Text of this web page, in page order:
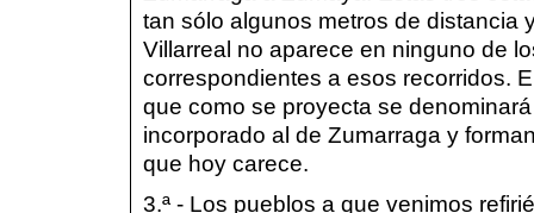
tan sólo algunos metros de distancia
Villarreal no aparece en ninguno de
correspondientes a esos recorridos.
que como se proyecta se
incorporado al de Zumarraga y
que hoy carece.
3.ª - Los pueblos a que venimos